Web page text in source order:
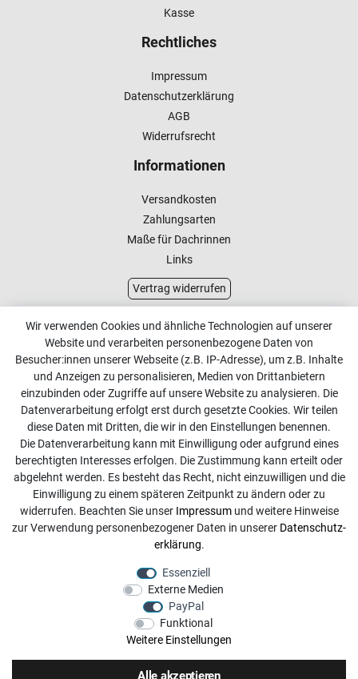
Kasse
Rechtliches
Impressum
Datenschutzerklärung
AGB
Widerrufsrecht
Informationen
Versandkosten
Zahlungsarten
Maße für Dachrinnen
Links
Vertrag widerrufen
Kundenservice
Kontakt
Online Retourenservice
Kontakt
info@dachdecker-shop.de
+49 3501 507295
Montag - Freitag, 08:00 - 16:00
Anrufe aus dem dt. Festnetz zum Ortstarif, Preise aus dem
Mobilfunknetz ggf. abweichend (abhängig vom Provider).
Wir verwenden Cookies und ähnliche Technologien auf unserer
Website und verarbeiten personenbezogene Daten von
Besucher:innen unserer Webseite (z.B. IP-Adresse), um z.B. Inhalte
und Anzeigen zu personalisieren, Medien von Drittanbietern
einzubinden oder Zugriffe auf unsere Website zu analysieren. Die
Datenverarbeitung erfolgt erst durch gesetzte Cookies. Wir teilen
diese Daten mit Dritten, die wir in den Einstellungen benennen.
Die Datenverarbeitung kann mit Einwilligung oder aufgrund eines
berechtigten Interesses erfolgen. Die Zustimmung kann erteilt oder
abgelehnt werden. Es besteht das Recht, nicht einzuwilligen und die
Einwilligung zu einem späteren Zeitpunkt zu ändern oder zu
widerrufen. Beachten Sie unser Impressumund weitere Hinweise
zur Verwendung personenbezogener Daten in unserer Daten­schutz­
erklärung.
Essenziell
Externe Medien
PayPal
Funktional
Weitere Einstellungen
Alle akzeptieren